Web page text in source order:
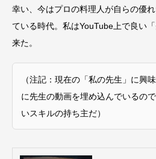
幸い、今はプロの料理人が自らの優
ている時代。私はYouTube上で良い
来た。
（注記：現在の「私の先生」に興
に先生の動画を埋め込んでいるの
いスキルの持ち主だ）